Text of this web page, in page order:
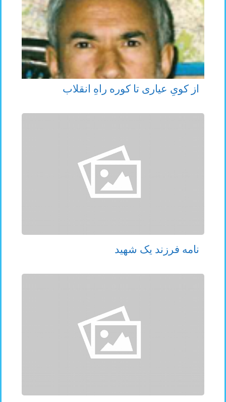
از کویِ عیاری تا کوره راهِ انقلاب
نامه فرزند یک شهید